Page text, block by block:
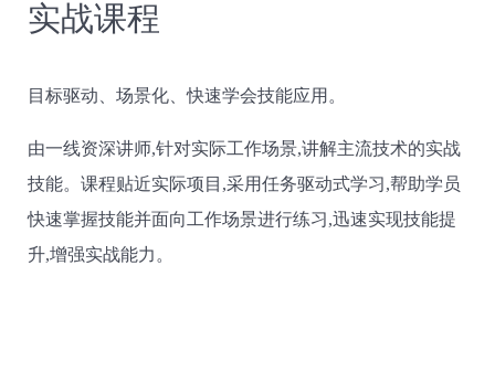
实战课程
目标驱动、场景化、快速学会技能应用。
由一线资深讲师,针对实际工作场景,讲解主流技术的实战
技能。课程贴近实际项目,采用任务驱动式学习,帮助学员
快速掌握技能并面向工作场景进行练习,迅速实现技能提
升,增强实战能力。